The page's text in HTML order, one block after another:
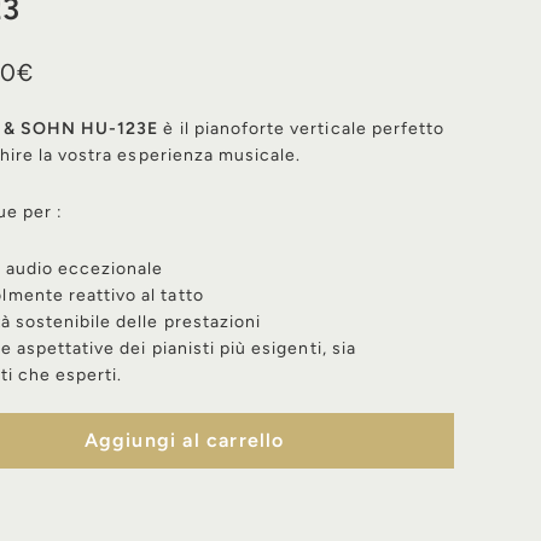
4.110,00€
SOHN HU-123E è il pianoforte verticale perfetto
la vostra esperienza musicale.
per :
audio eccezionale
reattivo al tatto
sostenibile delle prestazioni
aspettative dei pianisti più esigenti, sia
che esperti.
Aggiungi al carrello